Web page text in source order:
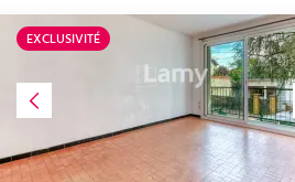
EXCLUSIVITÉ